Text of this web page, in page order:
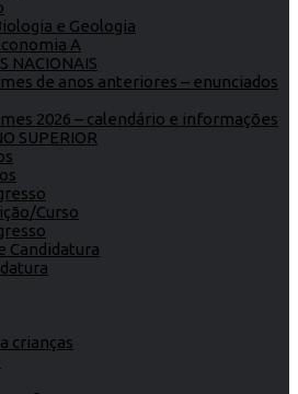
e Geologia
A
NACIONAIS
de anos anteriores – enunciados
2026 – calendário e informações
SUPERIOR
Curso
Candidatura
crianças